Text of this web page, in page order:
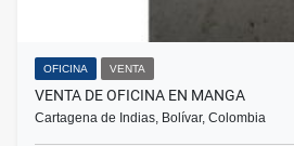
OFICINA VENTA
VENTA DE OFICINA EN MANGA
Cartagena de Indias, Bolívar, Colombia